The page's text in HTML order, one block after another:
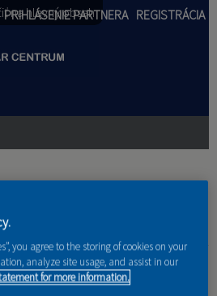
na hlavný obsah
PRIHLÁSENIE PARTNERA REGISTRÁCIA
sa tu
Popik
you agree to the storing of cookies on your
analyze site usage, and assist in our
for more information.